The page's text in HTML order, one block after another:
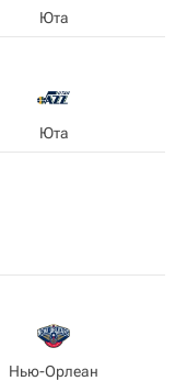
Юта
Юта
Нью-Орлеан